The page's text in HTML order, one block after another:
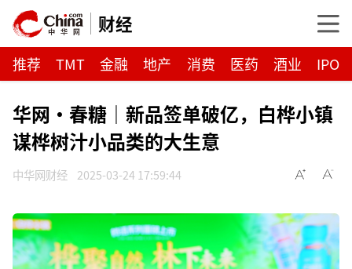
财经
推荐 TMT 金融 地产 消费 医药 酒业 IPO
华网·春糖｜新品签单破亿，白桦小镇
谋桦树汁小品类的大生意
中华网财经 2025-03-24 17:59:44